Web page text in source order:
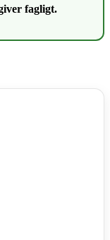
fagligt.